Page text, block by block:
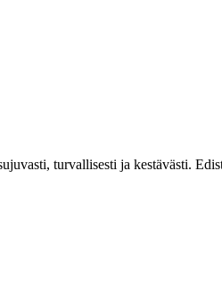
turvallisesti ja kestävästi.